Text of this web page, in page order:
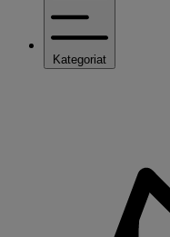
Kategoriat